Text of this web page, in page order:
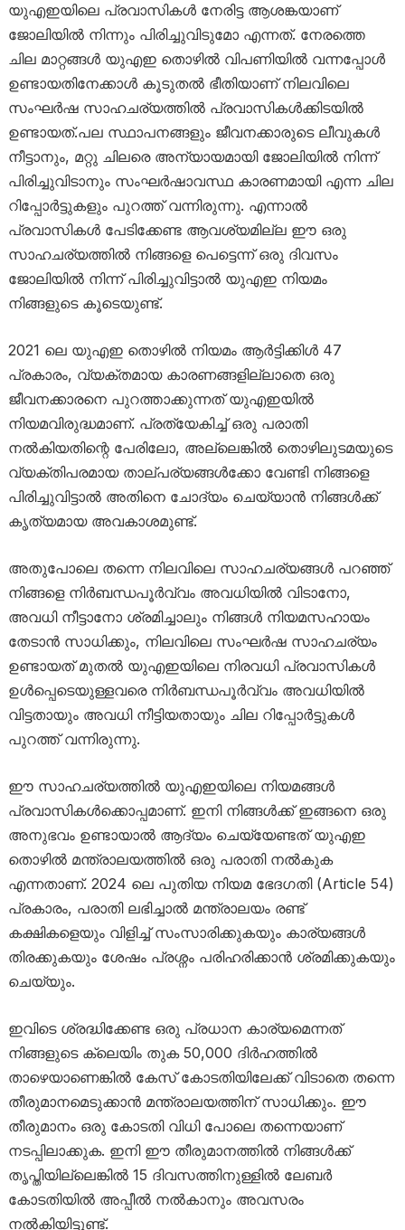
യുഎഇയിലെ പ്രവാസികൾ നേരിട്ട ആശങ്കയാണ്
ജോലിയിൽ നിന്നും പിരിച്ചുവിടുമോ എന്നത്. നേരത്തെ
ചില മാറ്റങ്ങൾ യുഎഇ തൊഴിൽ വിപണിയിൽ വന്നപ്പോൾ
ഉണ്ടായതിനേക്കാൾ കൂടുതൽ ഭീതിയാണ് നിലവിലെ
സംഘർഷ സാഹചര്യത്തിൽ പ്രവാസികൾക്കിടയിൽ
ഉണ്ടായത്.പല സ്ഥാപനങ്ങളും ജീവനക്കാരുടെ ലീവുകൾ
നീട്ടാനും, മറ്റു ചിലരെ അന്യായമായി ജോലിയിൽ നിന്ന്
പിരിച്ചുവിടാനും സംഘർഷാവസ്ഥ കാരണമായി എന്ന ചില
റിപ്പോർട്ടുകളും പുറത്ത് വന്നിരുന്നു. എന്നാൽ
പ്രവാസികൾ പേടിക്കേണ്ട ആവശ്യമില്ല ഈ ഒരു
സാഹചര്യത്തിൽ നിങ്ങളെ പെട്ടെന്ന് ഒരു ദിവസം
ജോലിയിൽ നിന്ന് പിരിച്ചുവിട്ടാൽ യുഎഇ നിയമം
നിങ്ങളുടെ കൂടെയുണ്ട്.
2021 ലെ യുഎഇ തൊഴിൽ നിയമം ആർട്ടിക്കിൾ 47
പ്രകാരം, വ്യക്തമായ കാരണങ്ങളില്ലാതെ ഒരു
ജീവനക്കാരനെ പുറത്താക്കുന്നത് യുഎഇയിൽ
നിയമവിരുദ്ധമാണ്. പ്രത്യേകിച്ച് ഒരു പരാതി
നൽകിയതിന്റെ പേരിലോ, അല്ലെങ്കിൽ തൊഴിലുടമയുടെ
വ്യക്തിപരമായ താല്പര്യങ്ങൾക്കോ വേണ്ടി നിങ്ങളെ
പിരിച്ചുവിട്ടാൽ അതിനെ ചോദ്യം ചെയ്യാൻ നിങ്ങൾക്ക്
കൃത്യമായ അവകാശമുണ്ട്.
അതുപോലെ തന്നെ നിലവിലെ സാഹചര്യങ്ങൾ പറഞ്ഞ്
നിങ്ങളെ നിർബന്ധപൂർവ്വം അവധിയിൽ വിടാനോ,
അവധി നീട്ടാനോ ശ്രമിച്ചാലും നിങ്ങൾ നിയമസഹായം
തേടാൻ സാധിക്കും, നിലവിലെ സംഘർഷ സാഹചര്യം
ഉണ്ടായത് മുതൽ യുഎഇയിലെ നിരവധി പ്രവാസികൾ
ഉൾപ്പെടെയുള്ളവരെ നിർബന്ധപൂർവ്വം അവധിയിൽ
വിട്ടതായും അവധി നീട്ടിയതായും ചില റിപ്പോർട്ടുകൾ
പുറത്ത് വന്നിരുന്നു.
ഈ സാഹചര്യത്തിൽ യുഎഇയിലെ നിയമങ്ങൾ
പ്രവാസികൾക്കൊപ്പമാണ്. ഇനി നിങ്ങൾക്ക് ഇങ്ങനെ ഒരു
അനുഭവം ഉണ്ടായാൽ ആദ്യം ചെയ്യേണ്ടത് യുഎഇ
തൊഴിൽ മന്ത്രാലയത്തിൽ ഒരു പരാതി നൽകുക
എന്നതാണ്. 2024 ലെ പുതിയ നിയമ ഭേദഗതി (Article 54)
പ്രകാരം, പരാതി ലഭിച്ചാൽ മന്ത്രാലയം രണ്ട്
കക്ഷികളെയും വിളിച്ച് സംസാരിക്കുകയും കാര്യങ്ങൾ
തിരക്കുകയും ശേഷം പ്രശ്നം പരിഹരിക്കാൻ ശ്രമിക്കുകയും
ചെയ്യും.
ഇവിടെ ശ്രദ്ധിക്കേണ്ട ഒരു പ്രധാന കാര്യമെന്നത്
നിങ്ങളുടെ ക്ലെയിം തുക 50,000 ദിർഹത്തിൽ
താഴെയാണെങ്കിൽ കേസ് കോടതിയിലേക്ക് വിടാതെ തന്നെ
തീരുമാനമെടുക്കാൻ മന്ത്രാലയത്തിന് സാധിക്കും. ഈ
തീരുമാനം ഒരു കോടതി വിധി പോലെ തന്നെയാണ്
നടപ്പിലാക്കുക. ഇനി ഈ തീരുമാനത്തിൽ നിങ്ങൾക്ക്
തൃപ്തിയില്ലെങ്കിൽ 15 ദിവസത്തിനുള്ളിൽ ലേബർ
കോടതിയിൽ അപ്പീൽ നൽകാനും അവസരം
നൽകിയിട്ടുണ്ട്.